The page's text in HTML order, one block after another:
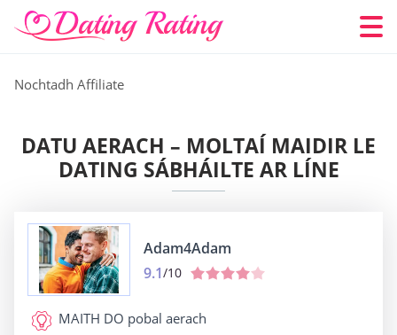
Nochtadh Affiliate
DATU AERACH – MOLTAÍ MAIDIR LE
DATING SÁBHÁILTE AR LÍNE
Adam4Adam
9.1/10
MAITH DO pobal aerach